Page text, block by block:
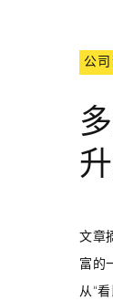
公
文章
富的
从“